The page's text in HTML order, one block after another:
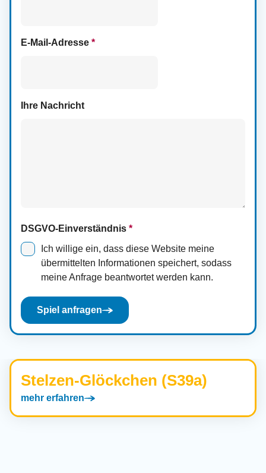
E-Mail-Adresse *
Ihre Nachricht
DSGVO-Einverständnis *
Ich willige ein, dass diese Website meine
übermittelten Informationen speichert, sodass
meine Anfrage beantwortet werden kann.
Spiel anfragen
Stelzen-Glöckchen (S39a)
mehr erfahren